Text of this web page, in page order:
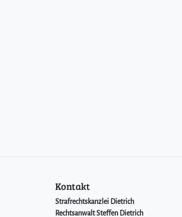
Kontakt
Strafrechtskanzlei Dietrich
Rechtsanwalt Steffen Dietrich